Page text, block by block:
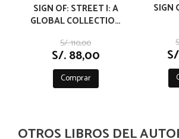
SIGN OF: STREET I: A
GLOBAL COLLECTION
STYLISH STREET
SIGNAGE DESIGN
S/. 110,00
S/. 88,00
Comprar
SIGN
OTROS LIBROS DEL